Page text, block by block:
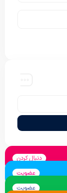
دنبال کردن
عضویت
عضویت